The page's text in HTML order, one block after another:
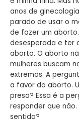
anos de
parado de usar o
de fazer um
desesperada e ter
aborto. O aborto
mulheres buscam
extremas. A
a favor do aborto.
presa? Essa é a
responder que
sentido?